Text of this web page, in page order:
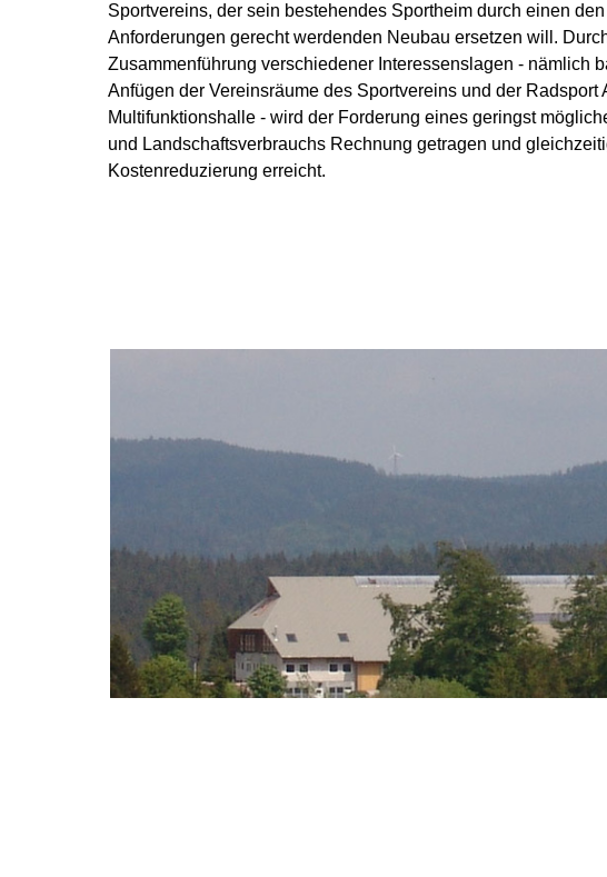
Sportvereins, der sein bestehendes Sportheim durch einen
Anforderungen gerecht werdenden Neubau ersetzen will.
Zusammenführung verschiedener Interessenslagen - nämlich
Anfügen der Vereinsräume des Sportvereins und der Radsport
Multifunktionshalle - wird der Forderung eines geringst
und Landschaftsverbrauchs Rechnung getragen und
Kostenreduzierung erreicht.